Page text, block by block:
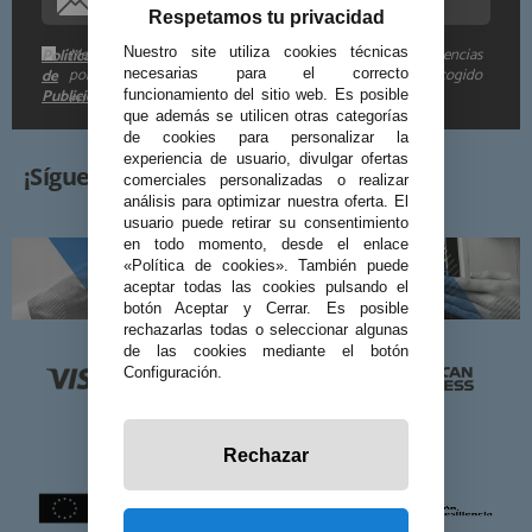
Me gustaría recibir descuentos exclusivos, novedades y tendencias
por e-mail. Puedo darme de baja cuando quiera según lo recogido
en la
Política
de
Publicidad
¡Síguenos!
Respetamos tu privacidad
Nuestro site utiliza cookies técnicas
necesarias para el correcto
funcionamiento del sitio web. Es posible
que además se utilicen otras categorías
de cookies para personalizar la
experiencia de usuario, divulgar ofertas
comerciales personalizadas o realizar
análisis para optimizar nuestra oferta. El
usuario puede retirar su consentimiento
en todo momento, desde el enlace
«Política de cookies». También puede
aceptar todas las cookies pulsando el
botón Aceptar y Cerrar. Es posible
rechazarlas todas o seleccionar algunas
de las cookies mediante el botón
Configuración.
Rechazar